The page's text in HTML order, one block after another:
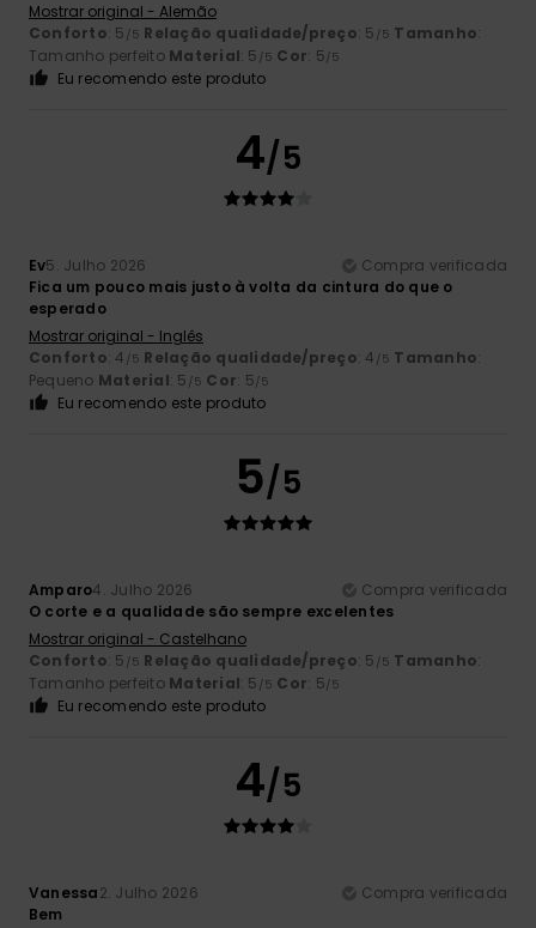
Mostrar original - Alemão
Conforto: 5 /5 Relação qualidade/preço: 5 /5 Tamanho:
Tamanho perfeito Material: 5 /5 Cor: 5/5
Eu recomendo este produto
4/5
Ev5. Julho 2026
Compra verificada
Fica um pouco mais justo à volta da cintura do que o
esperado
Mostrar original - Inglês
Conforto: 4 /5 Relação qualidade/preço: 4 /5 Tamanho:
Pequeno Material: 5 /5 Cor: 5/5
Eu recomendo este produto
5/5
Amparo4. Julho 2026
Compra verificada
O corte e a qualidade são sempre excelentes
Mostrar original - Castelhano
Conforto: 5 /5 Relação qualidade/preço: 5 /5 Tamanho:
Tamanho perfeito Material: 5 /5 Cor: 5/5
Eu recomendo este produto
4/5
Vanessa2. Julho 2026
Compra verificada
Bem